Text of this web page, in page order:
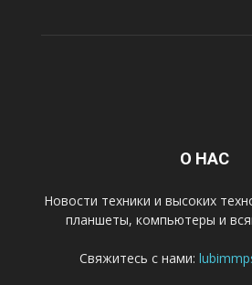
О НАС
Новости техники и высоких
планшеты, компьютеры и
Свяжитесь с нами: